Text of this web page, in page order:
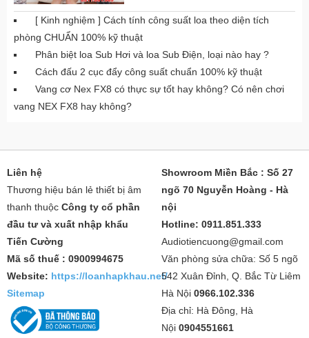
[ Kinh nghiệm ] Cách tính công suất loa theo diện tích
phòng CHUẨN 100% kỹ thuật
Phân biệt loa Sub Hơi và loa Sub Điện, loại nào hay ?
Cách đấu 2 cục đẩy công suất chuẩn 100% kỹ thuật
Vang cơ Nex FX8 có thực sự tốt hay không? Có nên chơi
vang NEX FX8 hay không?
Liên hệ
Thương hiệu bán lẻ thiết bị âm
thanh thuộc Công ty cổ phần
đầu tư và xuất nhập khẩu
Tiến Cường
Mã số thuế : 0900994675
Website: https://loanhapkhau.net/
Sitemap
Showroom Miền Bắc : Số 27
ngõ 70 Nguyễn Hoàng - Hà
nội
Hotline: 0911.851.333
Audiotiencuong@gmail.com
Văn phòng sửa chữa: Số 5 ngõ
542 Xuân Đỉnh, Q. Bắc Từ Liêm
Hà Nội 0966.102.336
Địa chỉ: Hà Đông, Hà
Nội 0904551661